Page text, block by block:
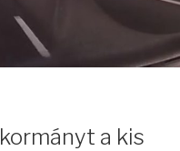
a kis